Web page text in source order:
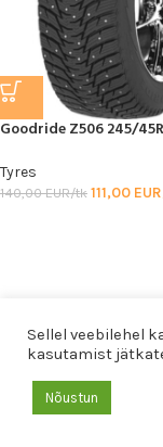
Goodride Z506 245/
Tyres
140,00EUR/tk 111,00
Sellel veebilehel
kasutamist
Nõustun